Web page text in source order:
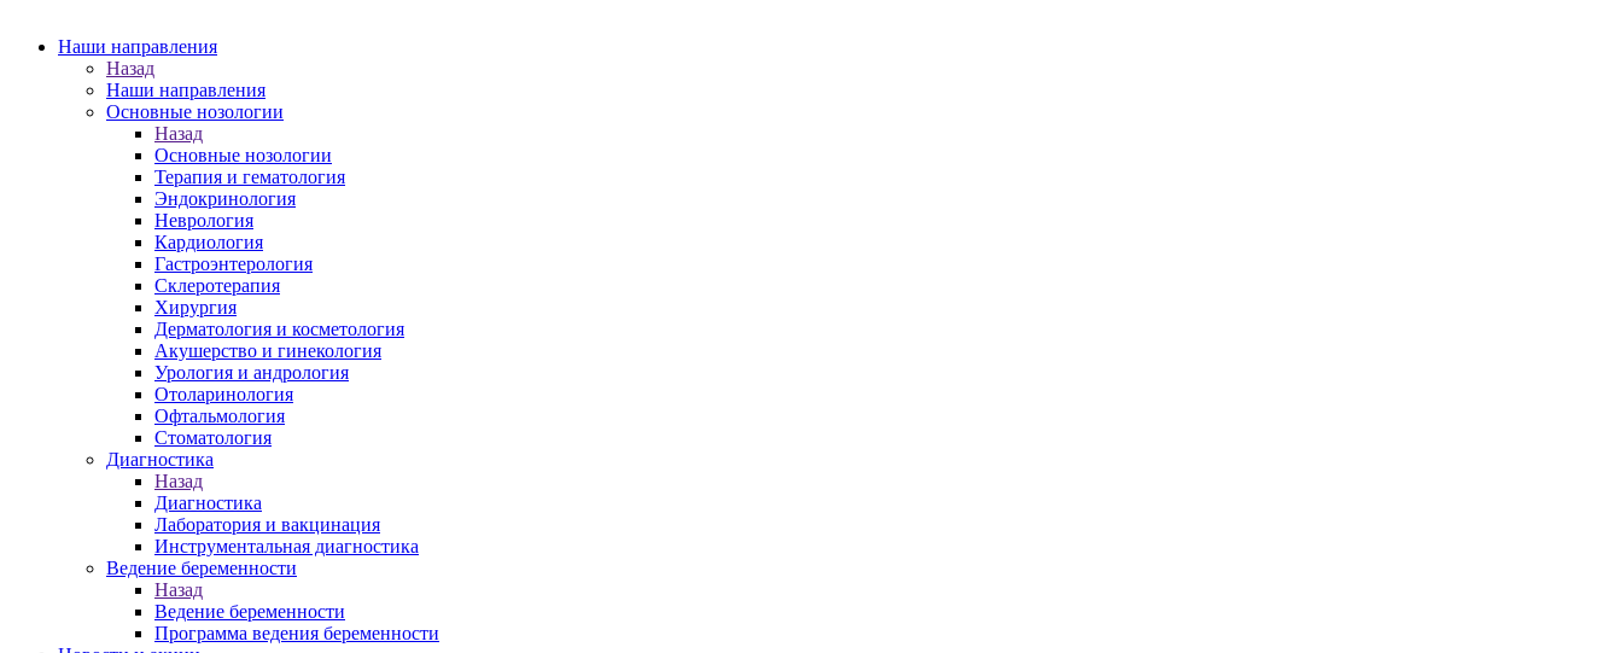
Наши направления
Назад
Наши направления
Основные нозологии
Назад
Основные нозологии
Терапия и гематология
Эндокринология
Неврология
Кардиология
Гастроэнтерология
Склеротерапия
Хирургия
Дерматология и косметология
Акушерство и гинекология
Урология и андрология
Отоларинология
Офтальмология
Стоматология
Диагностика
Назад
Диагностика
Лаборатория и вакцинация
Инструментальная диагностика
Ведение беременности
Назад
Ведение беременности
Программа ведения беременности